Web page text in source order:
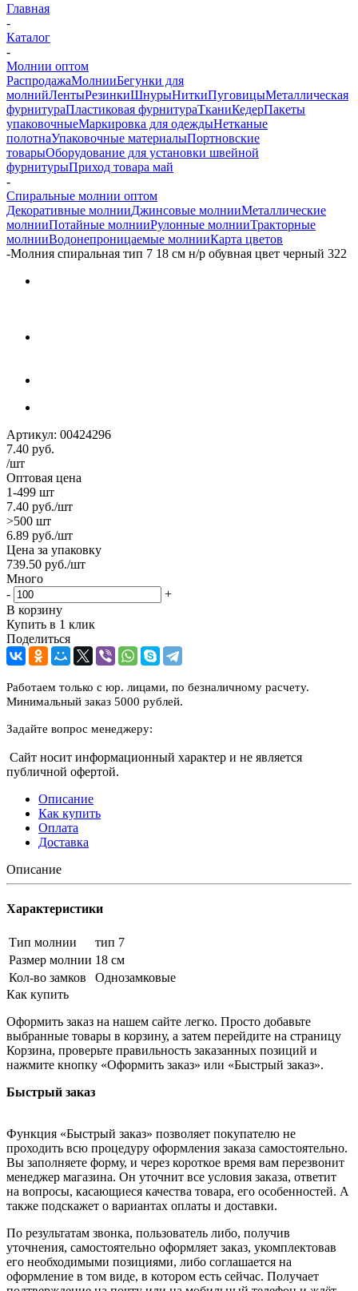
Главная
-
Каталог
-
Молнии оптом
РаспродажаМолнииБегунки для
молнийЛентыРезинкиШнурыНиткиПуговицыМеталлическая
фурнитураПластиковая фурнитураТканиКедерПакеты
упаковочныеМаркировка для одеждыНетканые
полотнаУпаковочные материалыПортновские
товарыОборудование для установки швейной
фурнитурыПриход товара май
-
Спиральные молнии оптом
Декоративные молнииДжинсовые молнииМеталлические
молнииПотайные молнииРулонные молнииТракторные
молнииВодонепроницаемые молнииКарта цветов
-Молния спиральная тип 7 18 см н/р обувная цвет черный 322
Артикул: 00424296
7.40 руб.
/шт
Оптовая цена
1-499 шт
7.40 руб./шт
>500 шт
6.89 руб./шт
Цена за упаковку
739.50 руб./шт
Много
-
+
В корзину
Купить в 1 клик
Поделиться
Работаем только с юр. лицами, по безналичному расчету.
Минимальный заказ 5000 рублей.
Задайте вопрос менеджеру:
Сайт носит информационный характер и не является
публичной офертой.
Описание
Как купить
Оплата
Доставка
Описание
Характеристики
Тип молнии
тип 7
Размер молнии 18 см
Кол-во замков
Однозамковые
Как купить
Оформить заказ на нашем сайте легко. Просто добавьте
выбранные товары в корзину, а затем перейдите на страницу
Корзина, проверьте правильность заказанных позиций и
нажмите кнопку «Оформить заказ» или «Быстрый заказ».
Быстрый заказ
Функция «Быстрый заказ» позволяет покупателю не
проходить всю процедуру оформления заказа самостоятельно.
Вы заполняете форму, и через короткое время вам перезвонит
менеджер магазина. Он уточнит все условия заказа, ответит
на вопросы, касающиеся качества товара, его особенностей. А
также подскажет о вариантах оплаты и доставки.
По результатам звонка, пользователь либо, получив
уточнения, самостоятельно оформляет заказ, укомплектовав
его необходимыми позициями, либо соглашается на
оформление в том виде, в котором есть сейчас. Получает